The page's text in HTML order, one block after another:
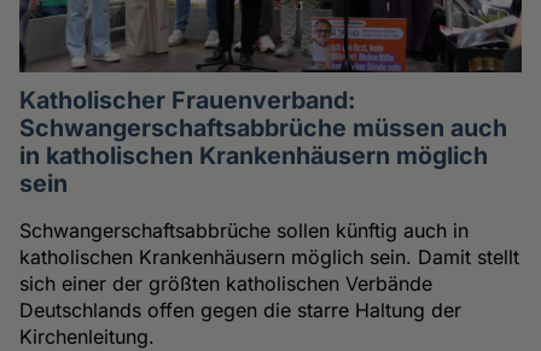
Katholischer Frauenverband:
Schwangerschaftsabbrüche müssen auch
in katholischen Krankenhäusern möglich
sein
Schwangerschaftsabbrüche sollen künftig auch in
katholischen Krankenhäusern möglich sein. Damit stellt
sich einer der größten katholischen Verbände
Deutschlands offen gegen die starre Haltung der
Kirchenleitung.